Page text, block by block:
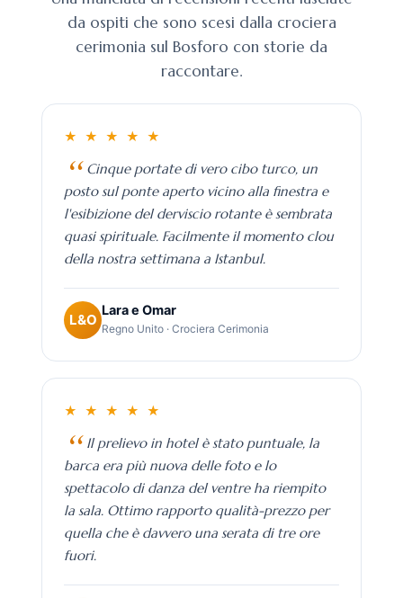
da ospiti che sono scesi dalla crociera
cerimonia sul Bosforo con storie da
raccontare.
★ ★ ★ ★ ★
Cinque portate di vero cibo turco, un
posto sul ponte aperto vicino alla finestra e
l'esibizione del derviscio rotante è sembrata
quasi spirituale. Facilmente il momento clou
della nostra settimana a Istanbul.
L&O
Lara e Omar
Regno Unito · Crociera Cerimonia
★ ★ ★ ★ ★
Il prelievo in hotel è stato puntuale, la
barca era più nuova delle foto e lo
spettacolo di danza del ventre ha riempito
la sala. Ottimo rapporto qualità-prezzo per
quella che è davvero una serata di tre ore
fuori.